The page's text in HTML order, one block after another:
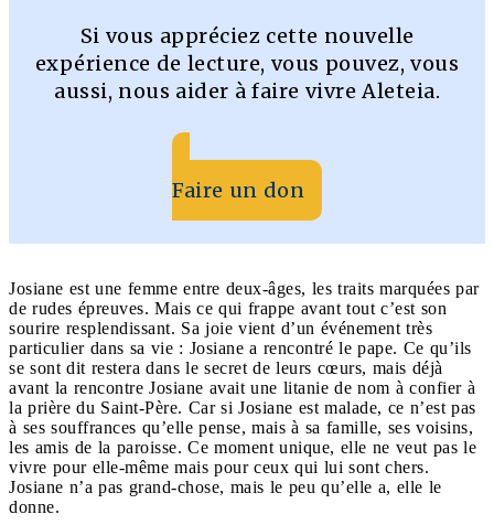
Si vous appréciez cette nouvelle
expérience de lecture, vous pouvez, vous
aussi, nous aider à faire vivre Aleteia.
Faire un don
Josiane est une femme entre deux-âges, les traits marquées par
de rudes épreuves. Mais ce qui frappe avant tout c’est son
sourire resplendissant. Sa joie vient d’un événement très
particulier dans sa vie : Josiane a rencontré le pape. Ce qu’ils
se sont dit restera dans le secret de leurs cœurs, mais déjà
avant la rencontre Josiane avait une litanie de nom à confier à
la prière du Saint-Père. Car si Josiane est malade, ce n’est pas
à ses souffrances qu’elle pense, mais à sa famille, ses voisins,
les amis de la paroisse. Ce moment unique, elle ne veut pas le
vivre pour elle-même mais pour ceux qui lui sont chers.
Josiane n’a pas grand-chose, mais le peu qu’elle a, elle le
donne.